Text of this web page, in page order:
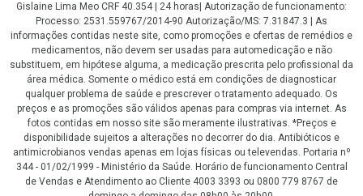
Gislaine Lima Meo CRF 40.354 | 24 horas| Autorização de funcionamento:
Processo: 2531.559767/2014-90 Autorização/MS: 7.31847.3 | As
informações contidas neste site, como promoções e ofertas de remédios e
medicamentos, não devem ser usadas para automedicação e não
substituem, em hipótese alguma, a medicação prescrita pelo profissional da
área médica. Somente o médico está em condições de diagnosticar
qualquer problema de saúde e prescrever o tratamento adequado. Os
preços e as promoções são válidos apenas para compras via internet. As
fotos contidas em nosso site são meramente ilustrativas. *Preços e
disponibilidade sujeitos a alterações no decorrer do dia. Antibióticos e
antimicrobianos vendas apenas em lojas físicas ou televendas. Portaria nº
344 - 01/02/1999 - Ministério da Saúde. Horário de funcionamento Central
de Vendas e Atendimento ao Cliente 4003 3393 ou 0800 779 8767 de